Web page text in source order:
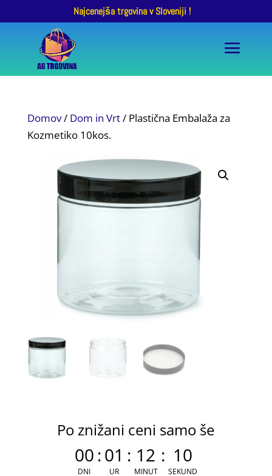
Najcenejša trgovina v Sloveniji !
Domov/ Dom in Vrt/ Plastična Embalaža za
Kozmetiko 10kos.
Po znižani ceni samo še
00
DNI
:01
UR
: 12
MINUT
: 10
SEKUND